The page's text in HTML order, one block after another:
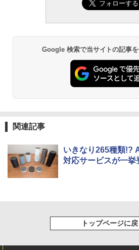
Google 検索で当サイトの記事
関連記事
いきなり265種類!?
対応サービスが一挙
トップページに